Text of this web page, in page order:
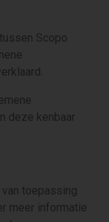
Scopo
deze kenbaar
toepassing
meer informatie